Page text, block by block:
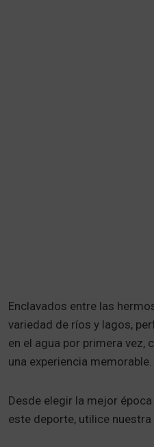
Enclavados entre las
variedad de ríos y lagos,
en el agua por primera vez,
una experiencia memorable.
Desde elegir la mejor
este deporte, utilice